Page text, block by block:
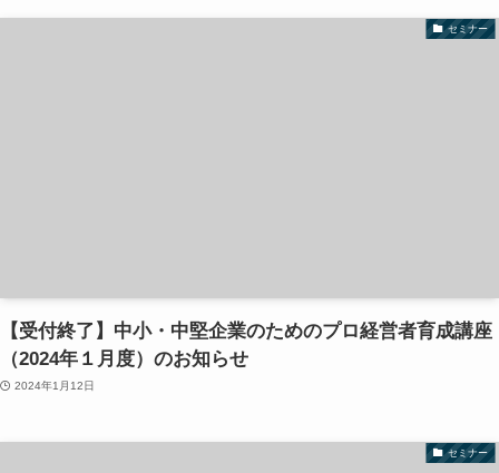
セミナー
【受付終了】中小・中堅企業のためのプロ経営者育成講座
（2024年１月度）のお知らせ
2024年1月12日
セミナー